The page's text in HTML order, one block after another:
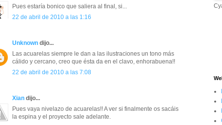
Pues estaría bonico que saliera al final, si...
22 de abril de 2010 a las 1:16
Unknown dijo...
Las acuarelas siempre le dan a las ilustraciones un tono más
cálido y cercano, creo que ésta da en el clavo, enhorabuena!!
22 de abril de 2010 a las 7:08
Xian dijo...
Pues vaya nivelazo de acuarelas!! A ver si finalmente os sacáis
la espina y el proyecto sale adelante.